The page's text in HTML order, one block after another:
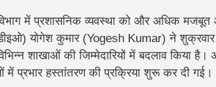
में प्रशासनिक व्यवस्था को और अधिक
(डीइओ) योगेश कुमार (Yogesh Kumar) ने
शाखाओं की जिम्मेदारियों में बदलाव किया
में प्रभार हस्तांतरण की प्रक्रिया शुरू कर दी गई।